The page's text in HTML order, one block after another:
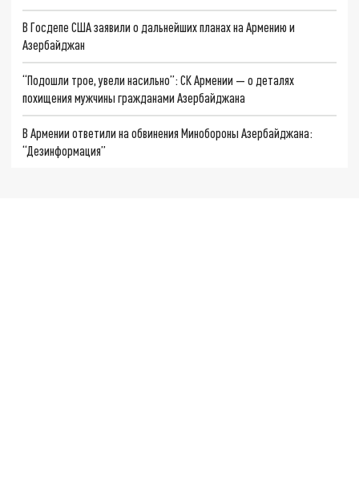
В Госдепе США заявили о дальнейших планах на Армению и
Азербайджан
“Подошли трое, увели насильно”: СК Армении — о деталях
похищения мужчины гражданами Азербайджана
В Армении ответили на обвинения Минобороны Азербайджана:
“Дезинформация”